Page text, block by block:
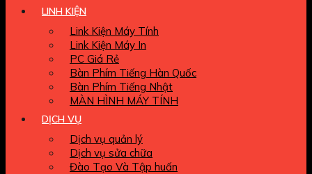
LINH KIỆN
Link Kiện Máy Tính
Link Kiện Máy In
PC Giá Rẻ
Bàn Phím Tiếng Hàn Quốc
Bàn Phím Tiếng Nhật
MÀN HÌNH MÁY TÍNH
DỊCH VỤ
Dịch vụ quản lý
Dịch vụ sửa chữa
Đào Tạo Và Tập huấn